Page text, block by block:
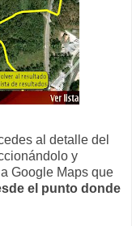
al detalle del
y
Google Maps que
el punto donde